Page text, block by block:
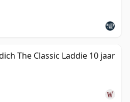
The Classic Laddie 10 jaar